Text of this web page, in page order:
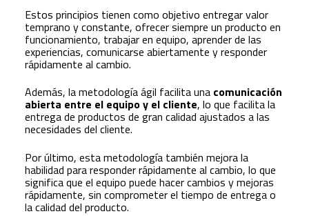
Estos principios tienen como objetivo entregar valor
temprano y constante, ofrecer siempre un producto en
funcionamiento, trabajar en equipo, aprender de las
experiencias, comunicarse abiertamente y responder
rápidamente al cambio.
Además, la metodología ágil facilita una comunicación
abierta entre el equipo y el cliente, lo que facilita la
entrega de productos de gran calidad ajustados a las
necesidades del cliente.
Por último, esta metodología también mejora la
habilidad para responder rápidamente al cambio, lo que
significa que el equipo puede hacer cambios y mejoras
rápidamente, sin comprometer el tiempo de entrega o
la calidad del producto.